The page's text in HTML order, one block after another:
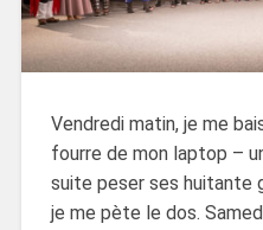
Vendredi matin, je me
fourre de mon laptop –
suite peser ses huitante
je me pète le dos.